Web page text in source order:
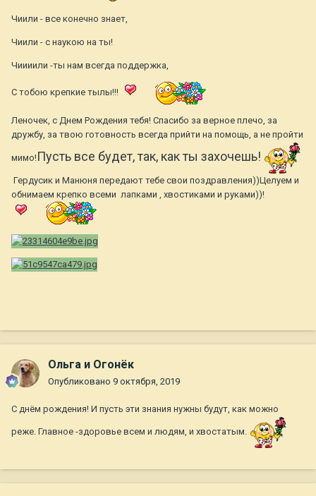
Чиили - все конечно знает,
Чиили - с наукою на ты!
Чиииили -ты нам всегда поддержка,
С тобою крепкие тылы!!!
Леночек, с Днем Рождения тебя! Спасибо за верное плечо, за
дружбу, за твою готовность всегда прийти на помощь, а не пройти
мимо!Пусть все будет, так, как ты захочешь!
Гердусик и Манюня передают тебе свои поздравления))Целуем и
обнимаем крепко всеми лапками , хвостиками и руками))!
Ольга и Огонёк
Опубликовано 9 октября, 2019
С днём рождения! И пусть эти знания нужны будут, как можно
реже. Главное -здоровье всем и людям, и хвостатым.